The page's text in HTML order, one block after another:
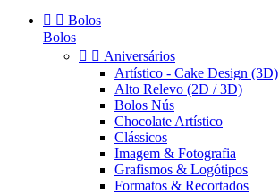
  Bolos
Bolos
  Aniversários
Artístico - Cake Design (3D)
Alto Relevo (2D / 3D)
Bolos Nús
Chocolate Artístico
Clássicos
Imagem & Fotografia
Grafismos & Logótipos
Formatos & Recortados